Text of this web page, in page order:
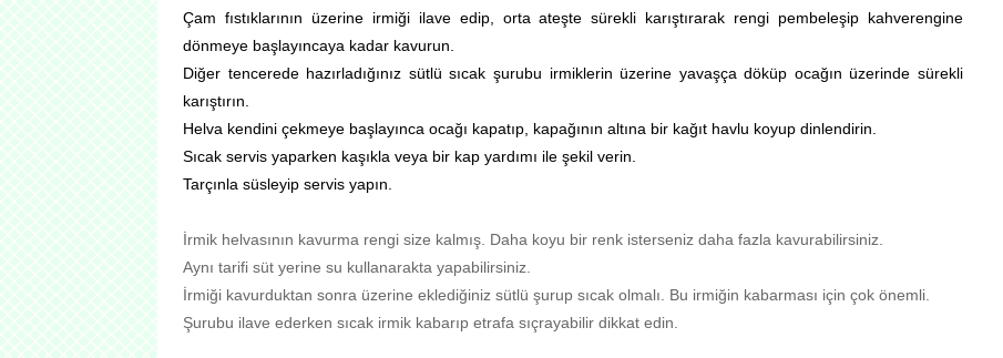
Çam fıstıklarının üzerine irmiği ilave edip, orta ateşte sürekli karıştırarak rengi pembeleşip kahverengine
dönmeye başlayıncaya kadar kavurun.
Diğer tencerede hazırladığınız sütlü sıcak şurubu irmiklerin üzerine yavaşça döküp ocağın üzerinde sürekli
karıştırın.
Helva kendini çekmeye başlayınca ocağı kapatıp, kapağının altına bir kağıt havlu koyup dinlendirin.
Sıcak servis yaparken kaşıkla veya bir kap yardımı ile şekil verin.
Tarçınla süsleyip servis yapın.
İrmik helvasının kavurma rengi size kalmış. Daha koyu bir renk isterseniz daha fazla kavurabilirsiniz.
Aynı tarifi süt yerine su kullanarakta yapabilirsiniz.
İrmiği kavurduktan sonra üzerine eklediğiniz sütlü şurup sıcak olmalı. Bu irmiğin kabarması için çok önemli.
Şurubu ilave ederken sıcak irmik kabarıp etrafa sıçrayabilir dikkat edin.